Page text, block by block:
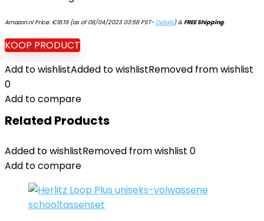
Amazon.nl Price: €18.19(as of 08/04/2023 03:58 PST-Details)&FREE Shipping.
KOOP PRODUCT
Add to wishlistAdded to wishlistRemoved from wishlist
0
Add to compare
Related Products
Added to wishlistRemoved from wishlist 0
Add to compare